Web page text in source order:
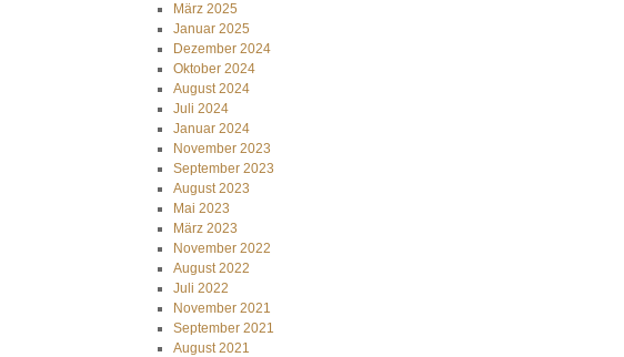
März 2025
Januar 2025
Dezember 2024
Oktober 2024
August 2024
Juli 2024
Januar 2024
November 2023
September 2023
August 2023
Mai 2023
März 2023
November 2022
August 2022
Juli 2022
November 2021
September 2021
August 2021